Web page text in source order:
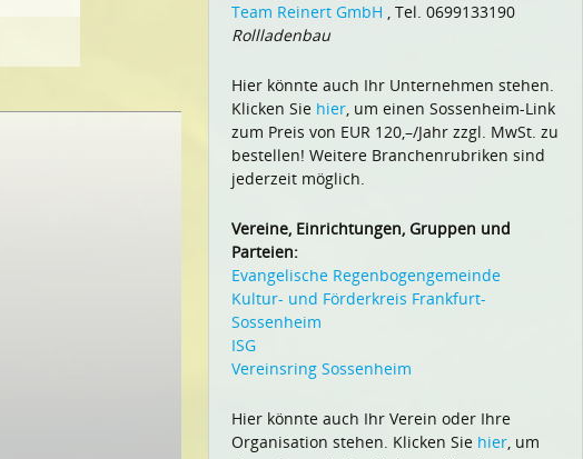
Team Reinert GmbH , Tel. 0699133190
Rollladenbau
Hier könnte auch Ihr Unternehmen stehen.
Klicken Sie hier, um einen Sossenheim-Link
zum Preis von EUR 120,–/Jahr zzgl. MwSt. zu
bestellen! Weitere Branchenrubriken sind
jederzeit möglich.
Vereine, Einrichtungen, Gruppen und
Parteien:
Evangelische Regenbogengemeinde
Kultur- und Förderkreis Frankfurt-
Sossenheim
ISG
Vereinsring Sossenheim
Hier könnte auch Ihr Verein oder Ihre
Organisation stehen. Klicken Sie hier, um